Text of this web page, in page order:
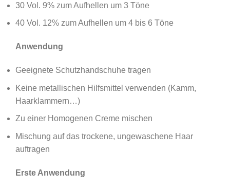
30 Vol. 9% zum Aufhellen um 3 Töne
40 Vol. 12% zum Aufhellen um 4 bis 6 Töne
Anwendung
Geeignete Schutzhandschuhe tragen
Keine metallischen Hilfsmittel verwenden (Kamm,
Haarklammern…)
Zu einer Homogenen Creme mischen
Mischung auf das trockene, ungewaschene Haar
auftragen
Erste Anwendung